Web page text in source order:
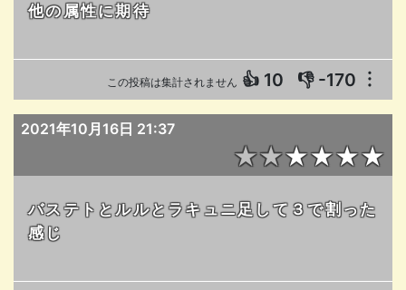
他の属性に期待
この投稿は集計されません 👍 10 👎 -170 ︙
2021年10月16日 21:37
★★★★★★
バステトとルルとラキュニ足して３で割った
感じ